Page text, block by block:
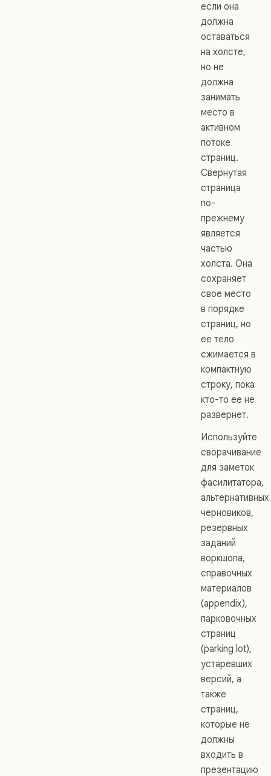
если она
должна
оставаться
на холсте,
но не
должна
занимать
место в
активном
потоке
страниц.
Свернутая
страница
по-
прежнему
является
частью
холста. Она
сохраняет
свое место
в порядке
страниц, но
ее тело
сжимается в
компактную
строку, пока
кто-то ее не
развернет.
Используйте
сворачивание
для заметок
фасилитатора,
альтернативных
черновиков,
резервных
заданий
воркшопа,
справочных
материалов
(appendix),
парковочных
страниц
(parking lot),
устаревших
версий, а
также
страниц,
которые не
должны
входить в
презентацию